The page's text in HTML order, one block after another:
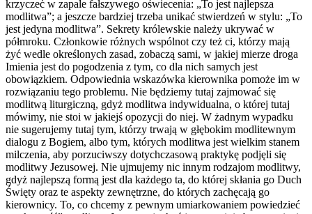
krzyczeć w zapale fałszywego oświecenia: „To jest najlepsza
modlitwa”; a jeszcze bardziej trzeba unikać stwierdzeń w stylu: „To
jest jedyna modlitwa”. Sekrety królewskie należy ukrywać w
półmroku. Członkowie różnych wspólnot czy też ci, którzy mają
żyć wedle określonych zasad, zobaczą sami, w jakiej mierze droga
Imienia jest do pogodzenia z tym, co dla nich samych jest
obowiązkiem. Odpowiednia wskazówka kierownika pomoże im w
rozwiązaniu tego problemu. Nie będziemy tutaj zajmować się
modlitwą liturgiczną, gdyż modlitwa indywidualna, o której tutaj
mówimy, nie stoi w jakiejś opozycji do niej. W żadnym wypadku
nie sugerujemy tutaj tym, którzy trwają w głębokim modlitewnym
dialogu z Bogiem, albo tym, których modlitwa jest wielkim stanem
milczenia, aby porzuciwszy dotychczasową praktykę podjęli się
modlitwy Jezusowej. Nie ujmujemy nic innym rodzajom modlitwy,
gdyż najlepszą formą jest dla każdego ta, do której skłania go Duch
Święty oraz te aspekty zewnętrzne, do których zachęcają go
kierownicy. To, co chcemy z pewnym umiarkowaniem powiedzieć